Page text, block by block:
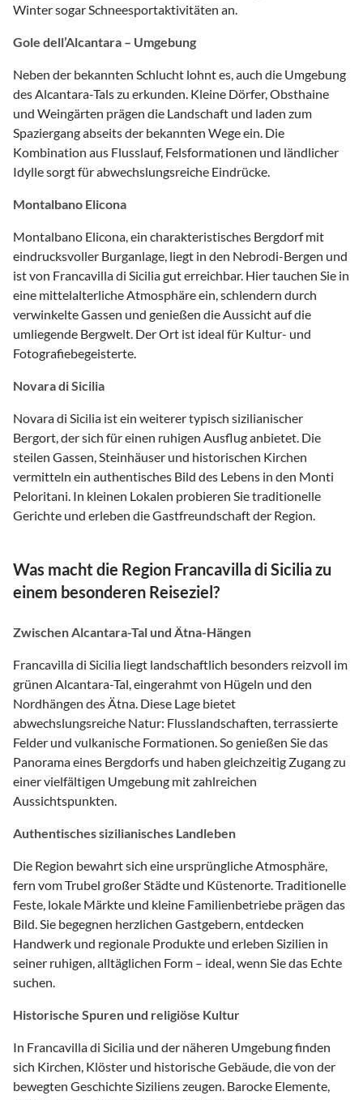
Winter sogar Schneesportaktivitäten an.
Gole dell’Alcantara – Umgebung
Neben der bekannten Schlucht lohnt es, auch die Umgebung
des Alcantara-Tals zu erkunden. Kleine Dörfer, Obsthaine
und Weingärten prägen die Landschaft und laden zum
Spaziergang abseits der bekannten Wege ein. Die
Kombination aus Flusslauf, Felsformationen und ländlicher
Idylle sorgt für abwechslungsreiche Eindrücke.
Montalbano Elicona
Montalbano Elicona, ein charakteristisches Bergdorf mit
eindrucksvoller Burganlage, liegt in den Nebrodi-Bergen und
ist von Francavilla di Sicilia gut erreichbar. Hier tauchen Sie in
eine mittelalterliche Atmosphäre ein, schlendern durch
verwinkelte Gassen und genießen die Aussicht auf die
umliegende Bergwelt. Der Ort ist ideal für Kultur- und
Fotografiebegeisterte.
Novara di Sicilia
Novara di Sicilia ist ein weiterer typisch sizilianischer
Bergort, der sich für einen ruhigen Ausflug anbietet. Die
steilen Gassen, Steinhäuser und historischen Kirchen
vermitteln ein authentisches Bild des Lebens in den Monti
Peloritani. In kleinen Lokalen probieren Sie traditionelle
Gerichte und erleben die Gastfreundschaft der Region.
Was macht die Region Francavilla di Sicilia zu
einem besonderen Reiseziel?
Zwischen Alcantara-Tal und Ätna-Hängen
Francavilla di Sicilia liegt landschaftlich besonders reizvoll im
grünen Alcantara-Tal, eingerahmt von Hügeln und den
Nordhängen des Ätna. Diese Lage bietet
abwechslungsreiche Natur: Flusslandschaften, terrassierte
Felder und vulkanische Formationen. So genießen Sie das
Panorama eines Bergdorfs und haben gleichzeitig Zugang zu
einer vielfältigen Umgebung mit zahlreichen
Aussichtspunkten.
Authentisches sizilianisches Landleben
Die Region bewahrt sich eine ursprüngliche Atmosphäre,
fern vom Trubel großer Städte und Küstenorte. Traditionelle
Feste, lokale Märkte und kleine Familienbetriebe prägen das
Bild. Sie begegnen herzlichen Gastgebern, entdecken
Handwerk und regionale Produkte und erleben Sizilien in
seiner ruhigen, alltäglichen Form – ideal, wenn Sie das Echte
suchen.
Historische Spuren und religiöse Kultur
In Francavilla di Sicilia und der näheren Umgebung finden
sich Kirchen, Klöster und historische Gebäude, die von der
bewegten Geschichte Siziliens zeugen. Barocke Elemente,